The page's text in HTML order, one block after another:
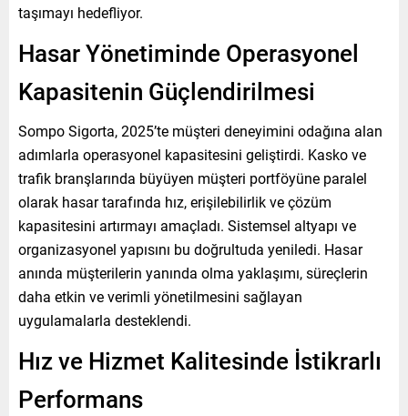
taşımayı hedefliyor.
Hasar Yönetiminde Operasyonel
Kapasitenin Güçlendirilmesi
Sompo Sigorta, 2025’te müşteri deneyimini odağına alan
adımlarla operasyonel kapasitesini geliştirdi. Kasko ve
trafik branşlarında büyüyen müşteri portföyüne paralel
olarak hasar tarafında hız, erişilebilirlik ve çözüm
kapasitesini artırmayı amaçladı. Sistemsel altyapı ve
organizasyonel yapısını bu doğrultuda yeniledi. Hasar
anında müşterilerin yanında olma yaklaşımı, süreçlerin
daha etkin ve verimli yönetilmesini sağlayan
uygulamalarla desteklendi.
Hız ve Hizmet Kalitesinde İstikrarlı
Performans